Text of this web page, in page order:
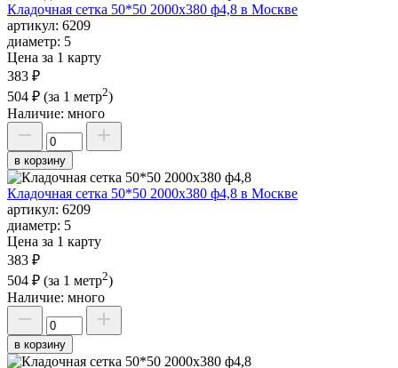
Кладочная сетка 50*50 2000х380 ф4,8 в Москве
артикул: 6209
диаметр: 5
Цена за 1 карту
383 ₽
504 ₽ (за 1 метр2)
Наличие: много
в корзину
Кладочная сетка 50*50 2000х380 ф4,8 в Москве
артикул: 6209
диаметр: 5
Цена за 1 карту
383 ₽
504 ₽ (за 1 метр2)
Наличие: много
в корзину